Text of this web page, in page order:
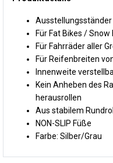
Für Fat Bikes / Snow
Für Fahrräder aller
Für Reifenbreiten
Innenweite
Kein Anheben des
herausrollen
Aus stabilem
NON-SLIP Füße
Farbe: Silber/Grau